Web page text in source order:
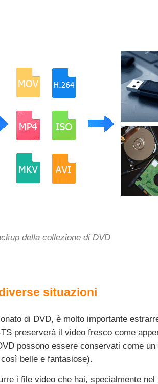
della collezione di DVD
situazioni
di DVD, è molto importante
preserverà il video fresco come
possono essere conservati come
belle e fantasiose).
i file video che hai, specialmente